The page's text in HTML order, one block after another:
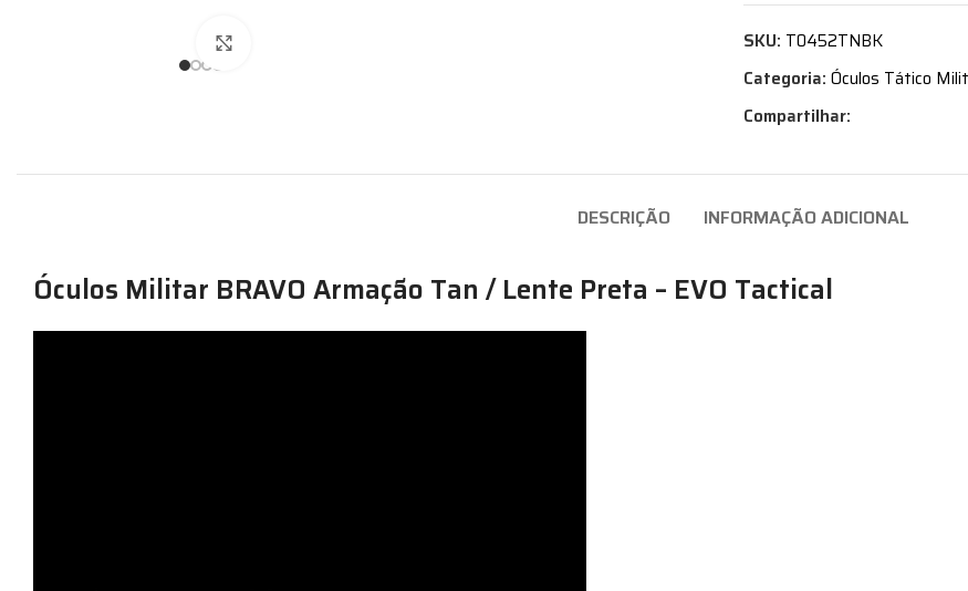
SKU: T0452TNBK
Categoria: Óculos Tático
Compartilhar:
DESCRIÇÃO INFORMAÇÃO ADICIONAL
Óculos Militar BRAVO Armação Tan / Lente Preta – EVO Tactical